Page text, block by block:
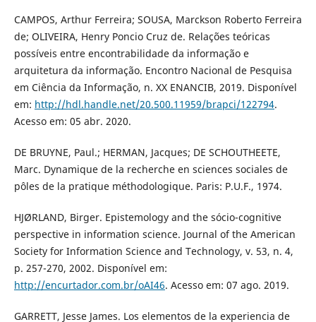
CAMPOS, Arthur Ferreira; SOUSA, Marckson Roberto Ferreira
de; OLIVEIRA, Henry Poncio Cruz de. Relações teóricas
possíveis entre encontrabilidade da informação e
arquitetura da informação. Encontro Nacional de Pesquisa
em Ciência da Informação, n. XX ENANCIB, 2019. Disponível
em: http://hdl.handle.net/20.500.11959/brapci/122794.
Acesso em: 05 abr. 2020.
DE BRUYNE, Paul.; HERMAN, Jacques; DE SCHOUTHEETE,
Marc. Dynamique de la recherche en sciences sociales de
pôles de la pratique méthodologique. Paris: P.U.F., 1974.
HJØRLAND, Birger. Epistemology and the sócio-cognitive
perspective in information science. Journal of the American
Society for Information Science and Technology, v. 53, n. 4,
p. 257-270, 2002. Disponível em:
http://encurtador.com.br/oAI46. Acesso em: 07 ago. 2019.
GARRETT, Jesse James. Los elementos de la experiencia de